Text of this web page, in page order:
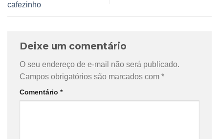
cafezinho
Deixe um comentário
O seu endereço de e-mail não será publicado.
Campos obrigatórios são marcados com *
Comentário *